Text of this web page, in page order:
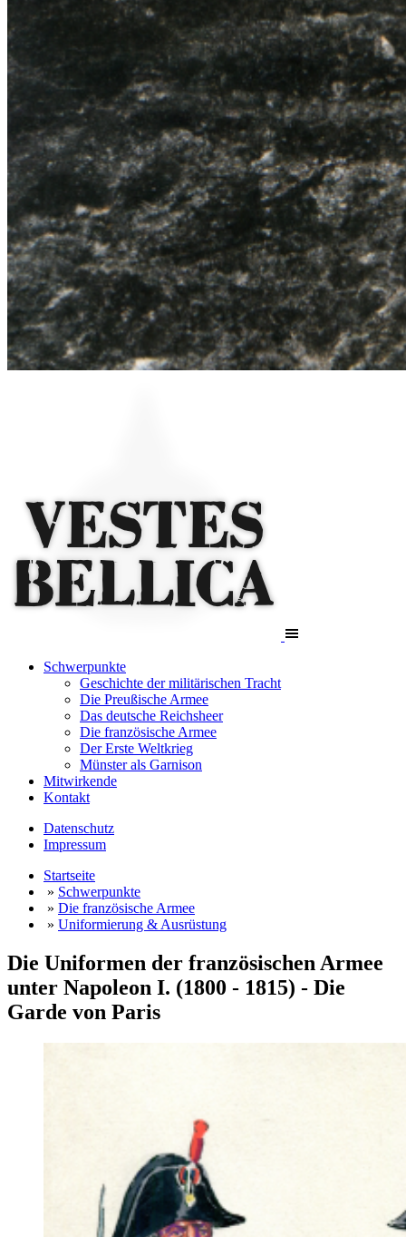
Schwerpunkte
Geschichte der militärischen Tracht
Die Preußische Armee
Das deutsche Reichsheer
Die französische Armee
Der Erste Weltkrieg
Münster als Garnison
Mitwirkende
Kontakt
Datenschutz
Impressum
Startseite
» Schwerpunkte
» Die französische Armee
» Uniformierung & Ausrüstung
Die Uniformen der französischen Armee
unter Napoleon I. (1800 - 1815) - Die
Garde von Paris